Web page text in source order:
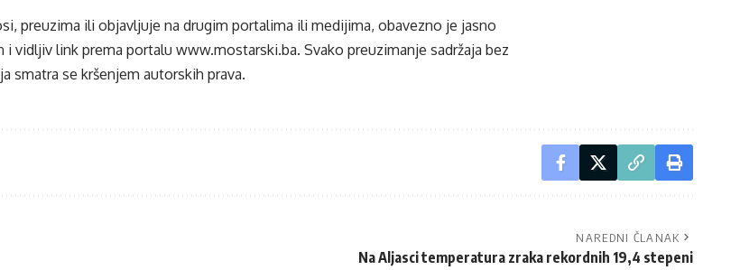
preuzima ili objavljuje na drugim portalima ili medijima, obavezno je jasno
i vidljiv link prema portalu www.mostarski.ba. Svako preuzimanje sadržaja bez
smatra se kršenjem autorskih prava.
NAREDNI ČLANAK
Na Aljasci temperatura zraka rekordnih 19,4 stepeni